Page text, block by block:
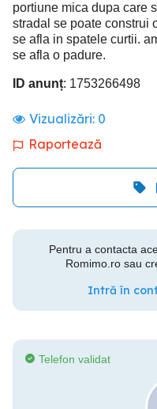
portiune mica dupa care
stradal se poate construi
se afla in spatele curtii.
se afla o padure.
ID anunț: 1753266498
Vizualizări: 0
Raportează
Pentru a contacta
Romimo.ro sau
Intră în
Telefon validat